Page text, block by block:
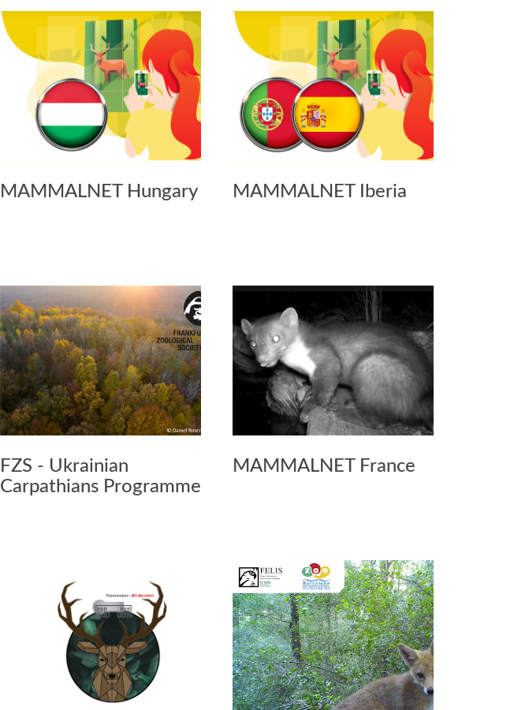
MAMMALNET Hungary MAMMALNET Iberia
FZS - Ukrainian
Carpathians Programme
MAMMALNET France